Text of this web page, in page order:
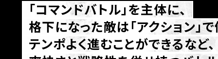
「コマンドバトル」を主体に、
格下になった敵は「アクション」
テンポよく進むことができるなど、